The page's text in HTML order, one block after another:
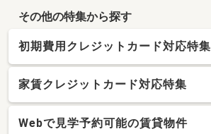
その他の特集から探す
初期費用クレジットカード対応特集
家賃クレジットカード対応特集
Webで見学予約可能の賃貸物件